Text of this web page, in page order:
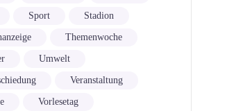
Sport Stadion
Themenwoche
Umwelt
Veranstaltung
Vorlesetag